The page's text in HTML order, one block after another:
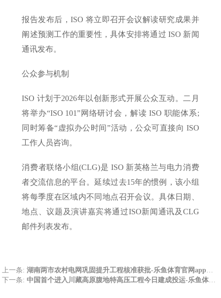
报告发布后，ISO 将立即召开会议解读研究成果并
阐述预测工作的重要性，具体安排将通过 ISO 新闻
通讯发布。
公众参与机制
ISO 计划于2026年以创新形式开展公众互动。二月
将举办“ISO 101”网络研讨会，解读 ISO 职能体系;
同时筹备“虚拟办公时间”活动，公众可直接向 ISO
工作人员咨询。
消费者联络小组(CLG)是 ISO 新英格兰与电力消费
者交流信息的平台。延续过去15年的惯例，该小组
将每季度在区域内不同地点召开会议。具体日期、
地点、议题及演讲嘉宾将通过ISO新闻通讯及CLG
邮件列表发布。
上一条:湖南两市农村电网巩固提升工程核准获批-乐鱼体育官网app下载
下一条:中国首个进入川藏高原腹地特高压工程今日建成投运-乐鱼体育官网app下载